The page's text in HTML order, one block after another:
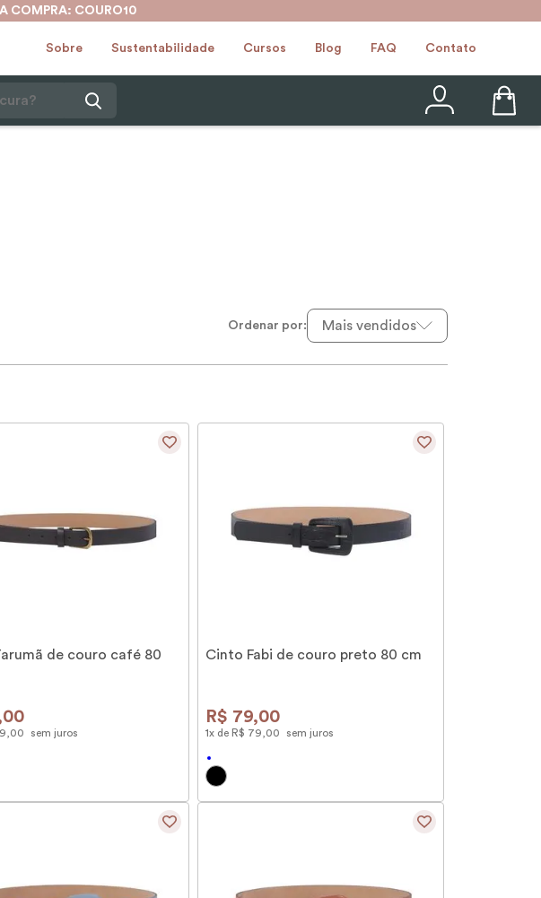
COMPRA: COURO10
Sobre Sustentabilidade Cursos Blog FAQ Contato
Mais vendidos
de couro café 80
00
00 sem juros
Cinto Fabi de couro preto 80 cm
R$ 79,00
1x de R$ 79 00 sem juros